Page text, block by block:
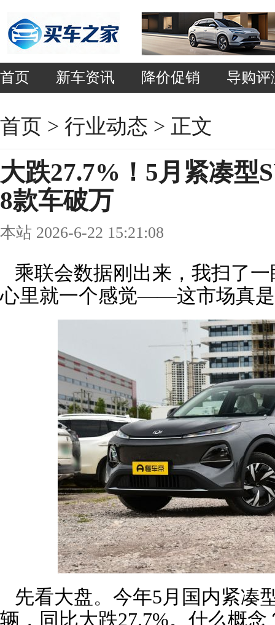
首页 新车资讯 降价促销 导购评
首页 > 行业动态 > 正文
大跌27.7%！5月紧凑型
8款车破万
本站 2026-6-22 15:21:08
乘联会数据刚出来，我扫了
心里就一个感觉——这市场真
先看大盘。今年5月国内紧凑
辆，同比大跌27.7%。什么概